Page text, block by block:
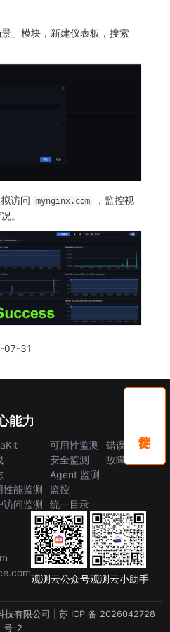
景」模块，新建仪表板，搜索
访问 mynginx.com
，监控视
。
07-31
能力
性能监测
访问监测
可用性监测
安全监测
Agent 监测
监控
统一目录
错误中心
故障中心
观测云公众号观测云小助手
有限公司 | 苏 ICP 备 2026042728
号-2